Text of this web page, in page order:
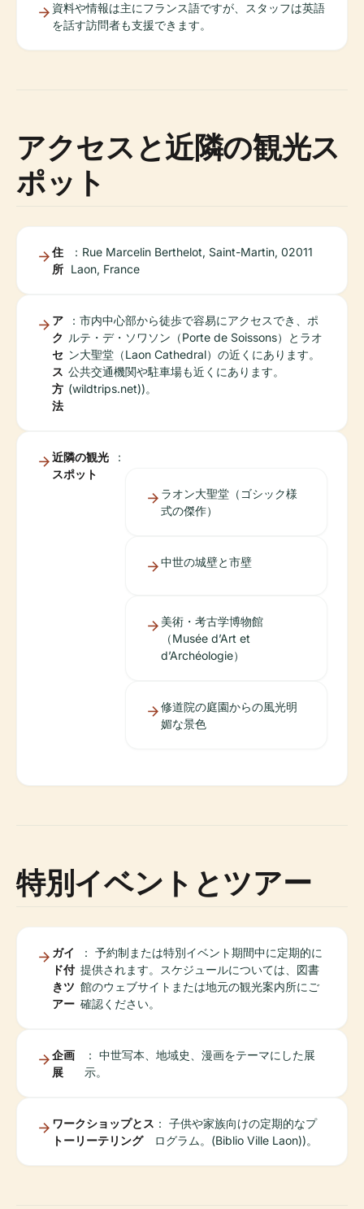
資料や情報は主にフランス語ですが、スタッフは英語
を話す訪問者も支援できます。
アクセスと近隣の観光ス
ポット
住
所
：Rue Marcelin Berthelot, Saint-Martin, 02011
Laon, France
ア
ク
セ
ス
方
法
：市内中心部から徒歩で容易にアクセスでき、ポ
ルテ・デ・ソワソン（Porte de Soissons）とラオ
ン大聖堂（Laon Cathedral）の近くにあります。
公共交通機関や駐車場も近くにあります。
(wildtrips.net))。
近隣の観光
スポット
：
ラオン大聖堂（ゴシック様
式の傑作）
中世の城壁と市壁
美術・考古学博物館
（Musée d’Art et
d’Archéologie）
修道院の庭園からの風光明
媚な景色
特別イベントとツアー
ガイ
ド付
きツ
アー
： 予約制または特別イベント期間中に定期的に
提供されます。スケジュールについては、図書
館のウェブサイトまたは地元の観光案内所にご
確認ください。
企画
展
： 中世写本、地域史、漫画をテーマにした展
示。
ワークショップとス
トーリーテリング
： 子供や家族向けの定期的なプ
ログラム。(Biblio Ville Laon))。